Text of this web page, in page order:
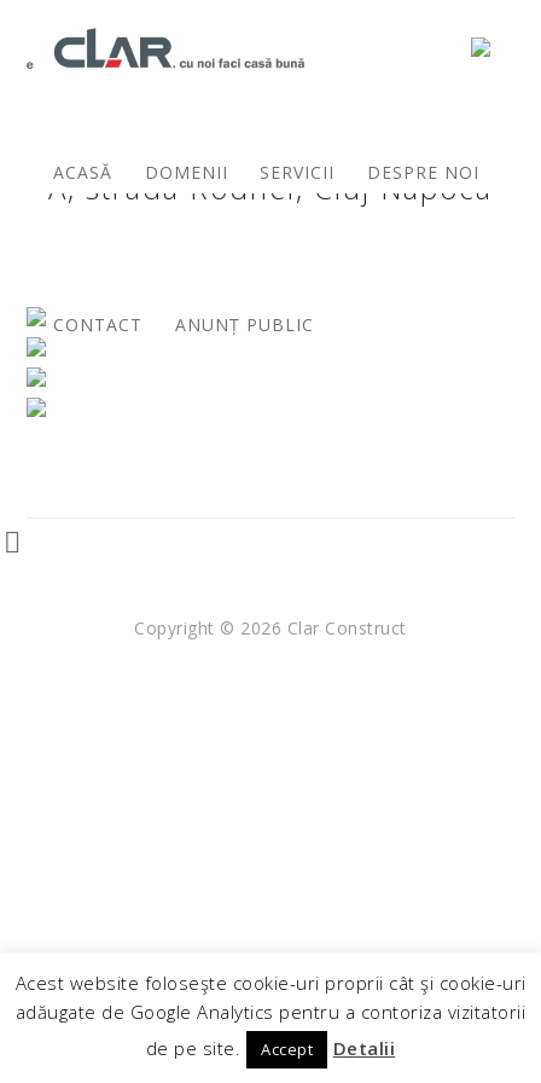
ACASĂ DOMENII SERVICII DESPRE NOI
CONTACT ANUNȚ PUBLIC
Complex CLAR RESIDENCE – Corp
A, strada Rodnei, Cluj Napoca
Copyright © 2026 Clar Construct
Acest website foloseşte cookie-uri proprii cât şi cookie-uri
adăugate de Google Analytics pentru a contoriza vizitatorii
de pe site.
Accept Detalii